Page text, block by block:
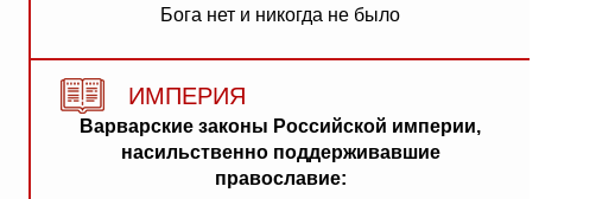
Бога нет и никогда не было
ИМПЕРИЯ
Варварские законы Российской империи,
насильственно поддерживавшие
православие: